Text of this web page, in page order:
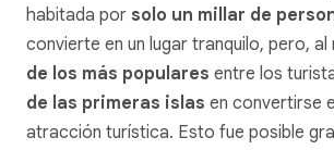
habitada por solo un millar de
convierte en un lugar tranquilo, pero, al
de los más populares entre los
de las primeras islas en convertirse
atracción turística. Esto fue posible